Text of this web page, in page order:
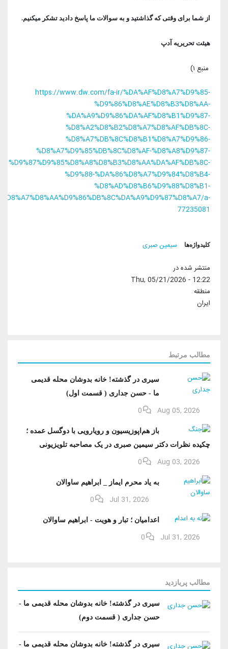
از شما برای وقتی که گذاشتید و به سوالات ما پاسخ دادید تشکر میکنیم.
هیئت تحریریه آدپ
منبع ۱)
https://www.dw.com/fa-ir/%DA%AF%D8%A7%D9%85-
%D9%86%D8%AE%D8%B3%D8%AA-
%DA%A9%D9%86%DA%AF%D8%B1%D9%87-
%D8%A2%D8%B2%D8%A7%D8%AF%DB%8C-
%D8%A7%DB%8C%D8%B1%D8%A7%D9%86-
%D8%A7%D9%85%DB%8C%D8%AF-%D8%A8%D9%87-
%D9%87%D9%85%D8%A8%D8%B3%D8%AA%DA%AF%DB%8C-
%D9%88-%DA%86%D8%A7%D9%84%D8%B4-
%D8%AD%D8%B6%D9%88%D8%B1-
%D8%A7%D8%AA%D9%86%DB%8C%DA%A9%D9%87%D8%A7/a-
77235081
کلیدواژه‌ها سیمین صبری
منتشر شده در
Thu, 05/21/2026 - 12:22
منطقه
ایران
مطالب مرتبط
سیری در گذشته! خانه بدوشان محله قدیمی
ما - حسن جداری ( قسمت اول)
Aug 05, 2026
0
باز هم‌اپوزیسیون‌ و رویارویی با ‌دو‌گسل عمده ؛
چکیده نظرات دکتر سیمین صبری در یک مصاحبه تلویزیونی
Aug 03, 2026
0
به یاد محرم ایماز _ ابراهیم ساوالان
Jul 31, 2026
0
اعدامیان ؛ تبار و هویت - ابراهیم ساوالان
Jul 31, 2026
0
مطالب پربازدید
سیری در گذشته! خانه بدوشان محله قدیمی ما -
حسن جداری ( قسمت دوم)
سیری در گذشته! خانه بدوشان محله قدیمی ما -